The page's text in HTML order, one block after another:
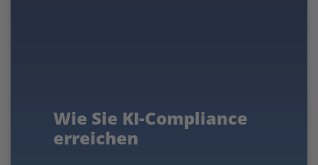
Wie Sie KI-Compliance
erreichen